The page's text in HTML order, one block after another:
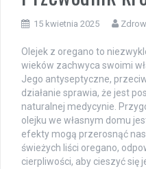
15 kwietnia 2025
Olejek z oregano to
wieków zachwyca swoimi
Jego antyseptyczne,
działanie sprawia, że jest
naturalnej medycynie.
olejku we własnym domu
efekty mogą przerosnąć
świeżych liści oregano,
cierpliwości, aby cieszyć się